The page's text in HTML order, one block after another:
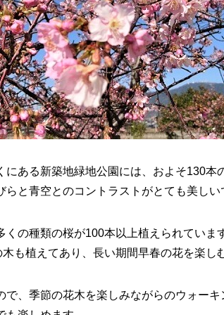
ある新築地緑地公園には、 およそ130本
らと青空とのコントラストがとても美しい
くの種類の桜が100本以上植えられていま
も植えてあり、長い期間早春の花を楽し
、季節の花木を楽しみながらのウォーキ